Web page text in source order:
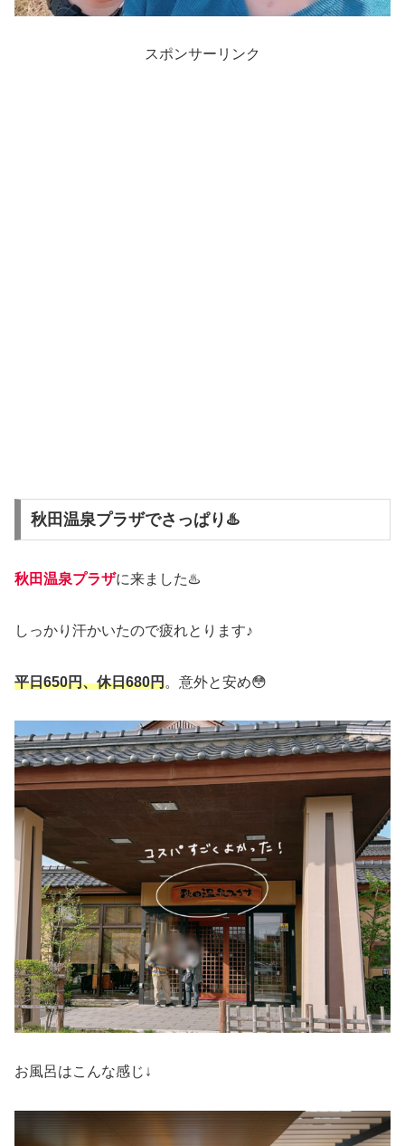
スポンサーリンク
秋田温泉プラザでさっぱり♨️
秋田温泉プラザに来ました♨️
しっかり汗かいたので疲れとります♪
平日650円、休日680円。意外と安め😳
お風呂はこんな感じ↓